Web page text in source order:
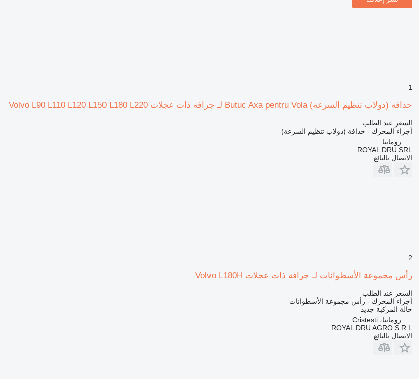
1
حذافة (دولاب تنظيم السرعة) Butuc Axa pentru Vola لـ جرافة ذات عجلات Volvo L90 L110 L120 L150 L180 L220
السعر عند الطلب
أجزاء المحرك - حذافة (دولاب تنظيم السرعة)
رومانيا
ROYAL DRU SRL
الاتصال بالبائع
2
رأس مجموعة الأسطوانات لـ جرافة ذات عجلات Volvo L180H
السعر عند الطلب
أجزاء المحرك - رأس مجموعة الأسطوانات
حالة المركبة جديد
رومانيا، Cristesti
ROYAL DRU AGRO S.R.L.
الاتصال بالبائع